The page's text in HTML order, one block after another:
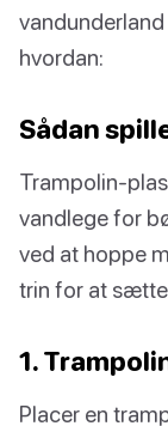
hvordan:
Sådan
Trampolin-
vandlege for
ved at hoppe
trin for at
1.
Placer en